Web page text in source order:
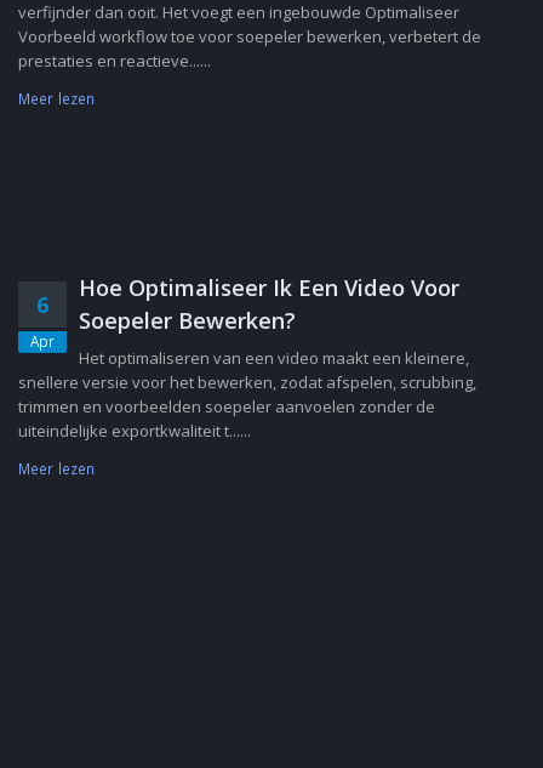
verfijnder dan ooit. Het voegt een ingebouwde Optimaliseer
Voorbeeld workflow toe voor soepeler bewerken, verbetert de
prestaties en reactieve......
Meer lezen
6
Apr
Hoe Optimaliseer Ik Een Video Voor
Soepeler Bewerken?
Het optimaliseren van een video maakt een kleinere,
snellere versie voor het bewerken, zodat afspelen, scrubbing,
trimmen en voorbeelden soepeler aanvoelen zonder de
uiteindelijke exportkwaliteit t......
Meer lezen